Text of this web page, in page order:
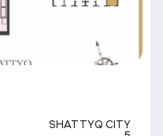
SHATTYQ CITY